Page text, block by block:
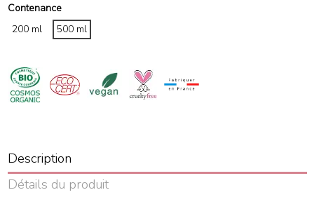
Contenance
200 ml
500 ml
Description
Détails du produit